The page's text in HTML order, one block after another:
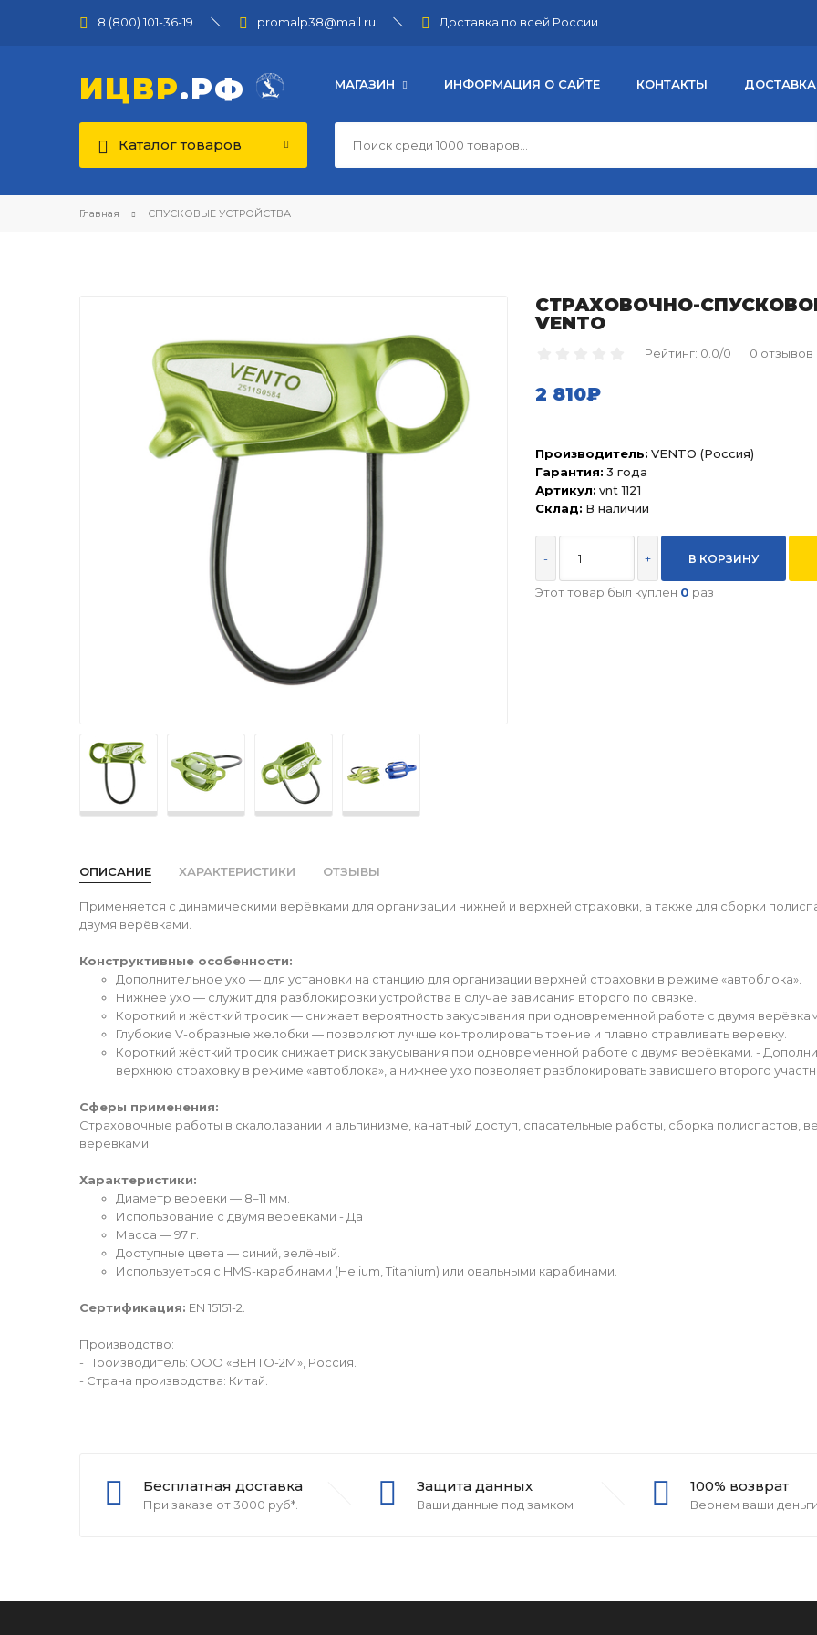
8 (800) 101-36-19 promalp38@mail.ru Доставка по всей России
ИЦВР.РФ МАГАЗИН ИНФОРМАЦИЯ О САЙТЕ КОНТАКТЫ
Каталог товаров
Главная СПУСКОВЫЕ УСТРОЙСТВА
СТРАХОВОЧНО-
VENTO
Рейтинг: 0.0/0 0 отзывов
2 810₽
Производитель: VENTO (Россия)
Гарантия: 3 года
Артикул: vnt 1121
Склад: В наличии
- +
Этот товар был куплен 0 раз
ОПИСАНИЕ ХАРАКТЕРИСТИКИ ОТЗЫВЫ
Применяется с динамическими верёвками для организации нижней и верхней страховки, а также для сборки
двумя верёвками.
Конструктивные особенности:
Дополнительное ухо — для установки на станцию для организации верхней страховки в режиме «автоблока».
Нижнее ухо — служит для разблокировки устройства в случае зависания второго по связке.
Короткий и жёсткий тросик — снижает вероятность закусывания при одновременной работе с двумя
Глубокие V-образные желобки — позволяют лучше контролировать трение и плавно стравливать веревку.
Короткий жёсткий тросик снижает риск закусывания при одновременной работе с двумя верёвками. -
верхнюю страховку в режиме «автоблока», а нижнее ухо позволяет разблокировать зависшего второго
Сферы применения:
Страховочные работы в скалолазании и альпинизме, канатный доступ, спасательные работы, сборка полиспастов,
веревками.
Характеристики:
Диаметр веревки — 8–11 мм.
Использование с двумя веревками - Да
Масса — 97 г.
Доступные цвета — синий, зелёный.
Используеться с HMS-карабинами (Helium, Titanium) или овальными карабинами.
Сертификация: EN 15151-2.
Производство:
- Производитель: ООО «ВЕНТО-2М», Россия.
- Страна производства: Китай.
Бесплатная доставка
При заказе от 3000 руб*.
Защита данных
Ваши данные под замком
100% возврат
Вернем ваши деньги